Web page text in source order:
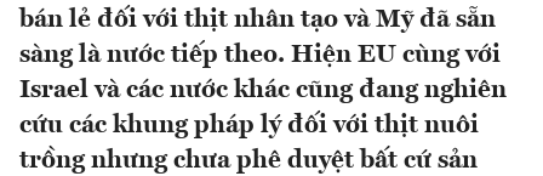
bán lẻ đối với thịt nhân tạo và Mỹ đã sẵn
sàng là nước tiếp theo. Hiện EU cùng với
Israel và các nước khác cũng đang nghiên
cứu các khung pháp lý đối với thịt nuôi
trồng nhưng chưa phê duyệt bất cứ sản